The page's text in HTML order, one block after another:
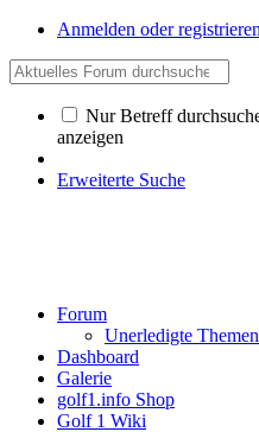
Anmelden oder registrieren
Nur Betreff
anzeigen
Erweiterte Suche
Forum
Unerledigte Themen
Dashboard
Galerie
golf1.info Shop
Golf 1 Wiki